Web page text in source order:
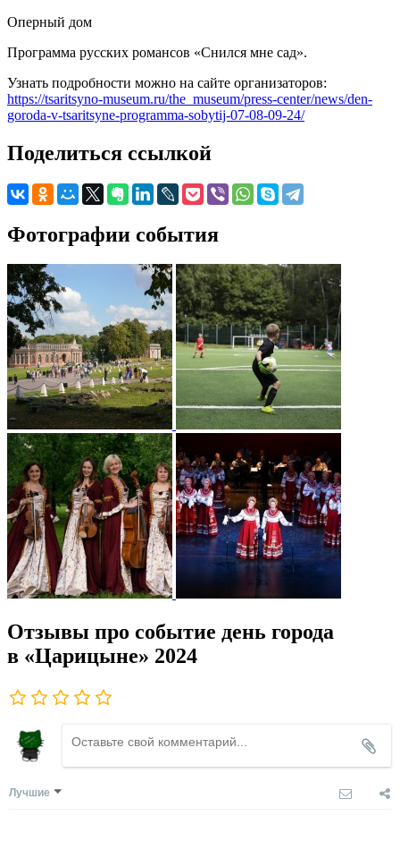
Оперный дом
Программа русских романсов «Снился мне сад».
Узнать подробности можно на сайте организаторов:
https://tsaritsyno-museum.ru/the_museum/press-center/news/den-
goroda-v-tsaritsyne-programma-sobytij-07-08-09-24/
Поделиться ссылкой
Фотографии события
Отзывы про событие день города
в «Царицыне» 2024
Лучшие